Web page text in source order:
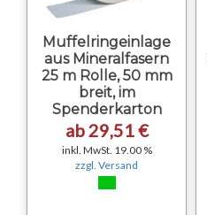
Muffelringeinlage
aus Mineralfasern
25 m Rolle, 50 mm
breit, im
Spenderkarton
ab 29,51 €
inkl. MwSt. 19.00 %
zzgl. Versand